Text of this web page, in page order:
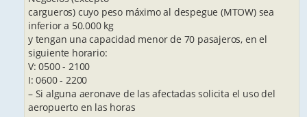
cargueros) cuyo peso máximo al despegue (MTOW) sea
inferior a 50.000 kg
y tengan una capacidad menor de 70 pasajeros, en el
siguiente horario:
V: 0500 - 2100
I: 0600 - 2200
– Si alguna aeronave de las afectadas solicita el uso del
aeropuerto en las horas